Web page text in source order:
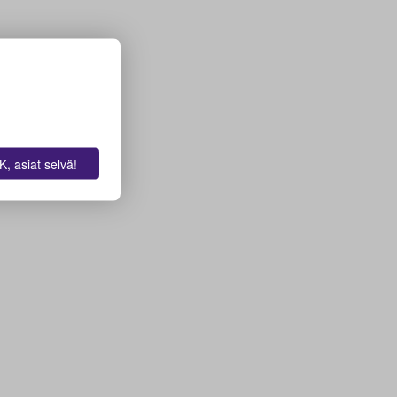
asiat selvä!